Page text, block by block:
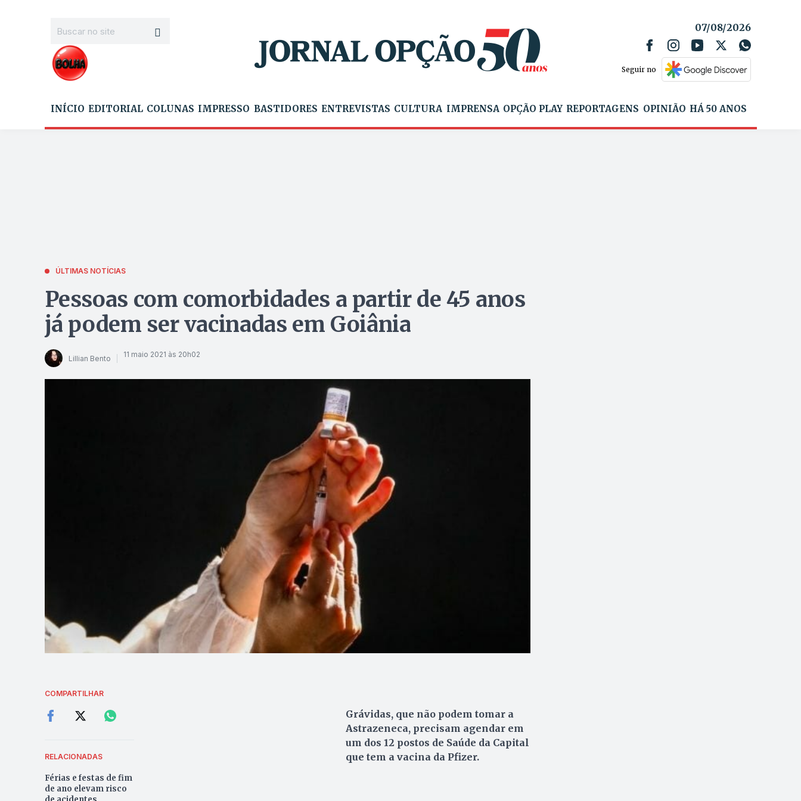
07/08/2026
Seguir no
INÍCIO EDITORIAL COLUNAS IMPRESSO BASTIDORES ENTREVISTAS CULTURA IMPRENSA OPÇÃO PLAY REPORTAGENS OPINIÃO HÁ 50 ANOS
ÚLTIMAS NOTÍCIAS
Pessoas com comorbidades a partir de 45 anos
já podem ser vacinadas em Goiânia
Lillian Bento 11 maio 2021 às 20h02
COMPARTILHAR
RELACIONADAS
Férias e festas de fim
de ano elevam risco
Grávidas, que não podem tomar a
Astrazeneca, precisam agendar em
um dos 12 postos de Saúde da Capital
que tem a vacina da Pfizer.